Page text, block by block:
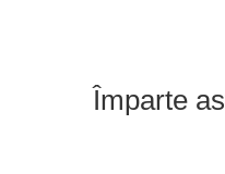
Împarte